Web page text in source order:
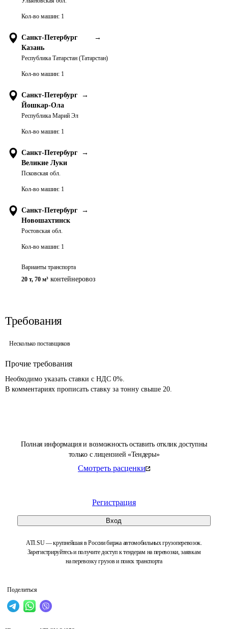
Полная информация и возможность оставить отклик доступны
только с лицензией «Тендеры»
Смотреть расценки
Регистрация
Вход
ATI.SU — крупнейшая в России биржа автомобильных грузоперевозок.
Зарегистрируйтесь и получите доступ к тендерам на перевозки, заявкам
на перевозку грузов и поиск транспорта
Поделиться
Кол-во машин: 1
Санкт-Петербург
→
Казань
Республика Татарстан (Татарстан)
Кол-во машин: 1
Санкт-Петербург
→
Йошкар-Ола
Республика Марий Эл
Кол-во машин: 1
Санкт-Петербург
→
Великие Луки
Псковская обл.
Кол-во машин: 1
Санкт-Петербург
→
Новошахтинск
Ростовская обл.
Кол-во машин: 1
Варианты транспорта
20 т, 70 м³ контейнеровоз
Требования
Несколько поставщиков
Прочие требования
Необходимо указать ставки с НДС 0%.
В комментариях прописать ставку за тонну свыше 20.